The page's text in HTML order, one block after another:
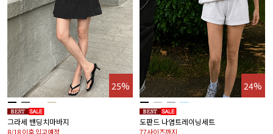
25%
그라세 밴딩치마바지
8/18 이후 입고예정
24%
도판드 나염트레이닝세트
77사이즈까지